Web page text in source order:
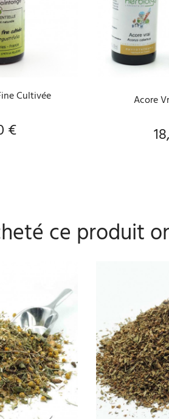
PANIER
Cultivée
€
Acore
ce produit
PANIER